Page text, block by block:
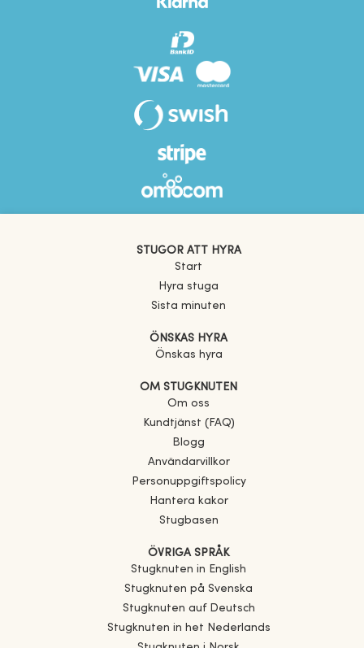
STUGOR ATT HYRA
Start
Hyra stuga
Sista minuten
ÖNSKAS HYRA
Önskas hyra
OM STUGKNUTEN
Om oss
Kundtjänst (FAQ)
Blogg
Användarvillkor
Personuppgiftspolicy
Hantera kakor
Stugbasen
ÖVRIGA SPRÅK
Stugknuten in English
Stugknuten på Svenska
Stugknuten auf Deutsch
Stugknuten in het Nederlands